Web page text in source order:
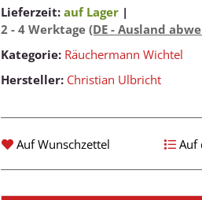
Lieferzeit: auf Lager |
2 - 4 Werktage (DE - Ausland
Kategorie: Räuchermann Wichtel
Hersteller: Christian Ulbricht
Auf Wunschzettel Auf